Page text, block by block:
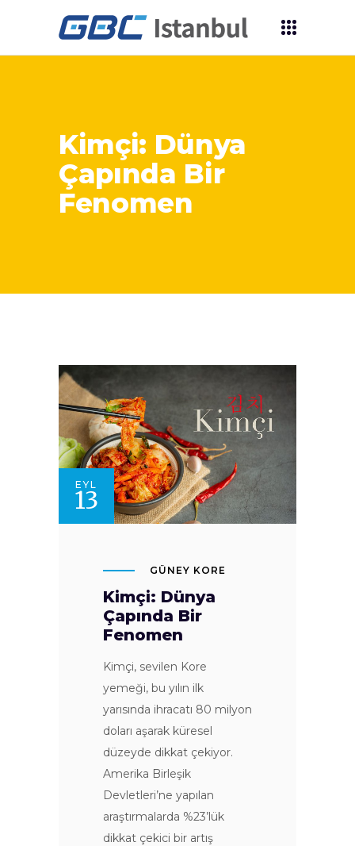
Kimçi: Dünya
Çapında Bir
Fenomen
EYL
13
GÜNEY KORE
Kimçi: Dünya
Çapında Bir
Fenomen
Kimçi, sevilen Kore
yemeği, bu yılın ilk
yarısında ihracatı 80 milyon
doları aşarak küresel
düzeyde dikkat çekiyor.
Amerika Birleşik
Devletleri’ne yapılan
araştırmalarda %23’lük
dikkat çekici bir artış